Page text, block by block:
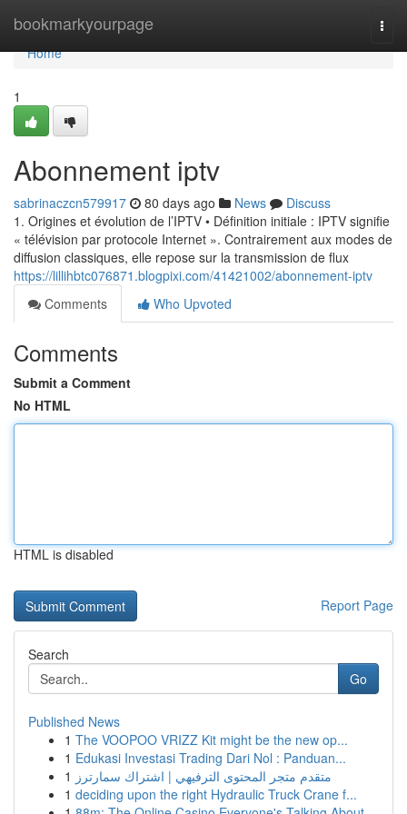
bookmarkyourpage
Home
Home
1
Abonnement iptv
sabrinaczcn579917 80 days ago News
Discuss
1. Origines et évolution de l’IPTV • Définition initiale : IPTV signifie
« télévision par protocole Internet ». Contrairement aux modes de
diffusion classiques, elle repose sur la transmission de flux
https://lillihbtc076871.blogpixi.com/41421002/abonnement-iptv
Comments
Who Upvoted
Comments
Submit a Comment
No HTML
HTML is disabled
Report Page
Search
Go
Published News
1 The VOOPOO VRIZZ Kit might be the new op...
1 Edukasi Investasi Trading Dari Nol : Panduan...
1 متقدم متجر المحتوى الترفيهي | اشتراك سمارترز
1 deciding upon the right Hydraulic Truck Crane f...